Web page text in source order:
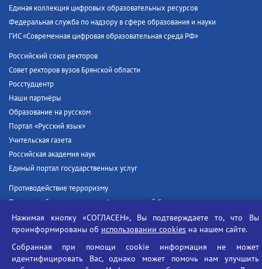
Единая коллекция цифровых образовательных ресурсов
Федеральная служба по надзору в сфере образования и науки
ГИС «Современная цифровая образовательная среда РФ»
Российский союз ректоров
Совет ректоров вузов Брянской области
Росстудцентр
Наши партнёры
Образование на русском
Портал «Русский язык»
Учительская газета
Российская академия наук
Единый портал государственных услуг
Противодействие терроризму
Противодействие угрозам информационной безопасности
Социальные ролики - Генеральная прокуратура РФ
Противодействие коррупции
БГУ против наркотиков
Брянский государственный университет
Нажимая кнопку «СОГЛАСЕН», Вы подтверждаете то, что Вы
проинформированы об использовании cookies на нашем сайте.
Собранная при помощи cookie информация не может
идентифицировать Вас, однако может помочь нам улучшить